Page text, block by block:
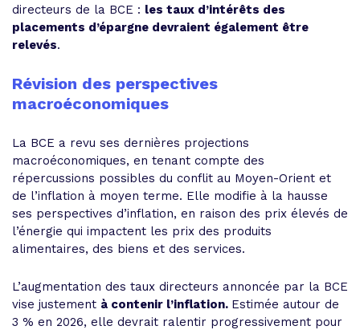
directeurs de la BCE : les taux d’intérêts des
placements d’épargne devraient également être
relevés.
Révision des perspectives
macroéconomiques
La BCE a revu ses dernières projections
macroéconomiques, en tenant compte des
répercussions possibles du conflit au Moyen-Orient et
de l’inflation à moyen terme. Elle modifie à la hausse
ses perspectives d’inflation, en raison des prix élevés de
l’énergie qui impactent les prix des produits
alimentaires, des biens et des services.
L’augmentation des taux directeurs annoncée par la BCE
vise justement à contenir l’inflation. Estimée autour de
3 % en 2026, elle devrait ralentir progressivement pour